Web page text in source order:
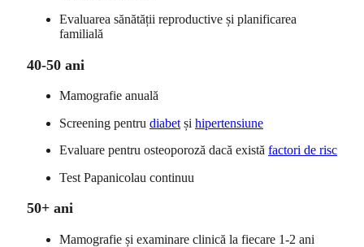
Evaluarea sănătății reproductive și planificarea
familială
40-50 ani
Mamografie anuală
Screening pentru diabet și hipertensiune
Evaluare pentru osteoporoză dacă există factori de risc
Test Papanicolau continuu
50+ ani
Mamografie și examinare clinică la fiecare 1-2 ani